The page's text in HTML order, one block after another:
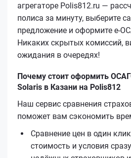
агрегаторе Polis812.ru —
полиса за минуту, выберите
предложение и оформите
Никаких скрытых комиссий,
ожидания в очередях!
Почему стоит оформить
Solaris в Казани на Polis812
Наш сервис сравнения
поможет вам сэкономить
Сравнение цен в один
стоимость и условия